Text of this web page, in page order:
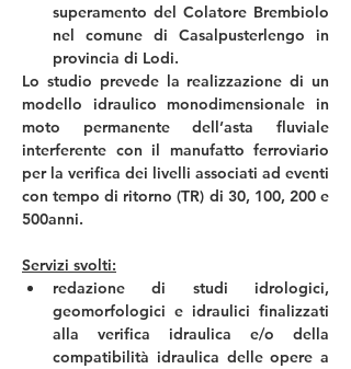
superamento del Colatore Brembiolo
nel comune di Casalpusterlengo in
provincia di Lodi.
Lo studio prevede la realizzazione di un
modello idraulico monodimensionale in
moto permanente dell’asta fluviale
interferente con il manufatto ferroviario
per la verifica dei livelli associati ad eventi
con tempo di ritorno (TR) di 30, 100, 200 e
500anni.
Servizi svolti:
redazione di studi idrologici,
geomorfologici e idraulici finalizzati
alla verifica idraulica e/o della
compatibilità idraulica delle opere a